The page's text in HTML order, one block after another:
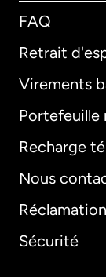
FAQ
Retrait
Virements
Portefeuille
Recharge
Nous
Sécurité